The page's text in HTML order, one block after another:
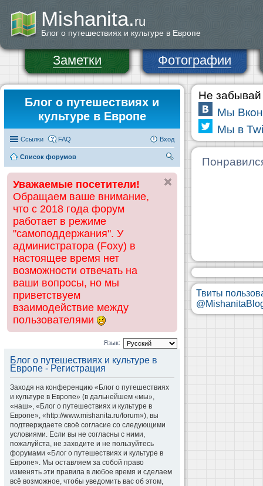
Mishanita.ru
Блог о путешествиях и культуре в Европе
Заметки Фотографии
Блог о путешествиях и
культуре в Европе
Ссылки FAQ Вход
Список форумов
ск
Уважаемые посетители!
Обращаем ваше внимание,
что с 2018 года форум
работает в режиме
"самоподдержания". У
администратора (Foxy) в
настоящее время нет
возможности отвечать на
ваши вопросы, но мы
приветствуем
взаимодействие между
пользователями
Язык:
Блог о путешествиях и культуре в
Европе - Регистрация
Заходя на конференцию «Блог о путешествиях
и культуре в Европе» (в дальнейшем «мы»,
«наш», «Блог о путешествиях и культуре в
Европе», «http://www.mishanita.ru/forum»), вы
подтверждаете своё согласие со следующими
условиями. Если вы не согласны с ними,
пожалуйста, не заходите и не пользуйтесь
форумами «Блог о путешествиях и культуре в
Европе». Мы оставляем за собой право
изменять эти правила в любое время и сделаем
всё возможное, чтобы уведомить вас об этом,
Не забывай
Мы
Мы в
Твиты